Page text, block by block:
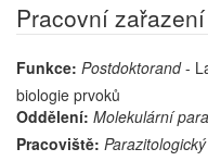
Pracovní zařazení
Funkce: Postdoktorand-
biologie prvoků
Oddělení: Molekulární
Pracoviště: